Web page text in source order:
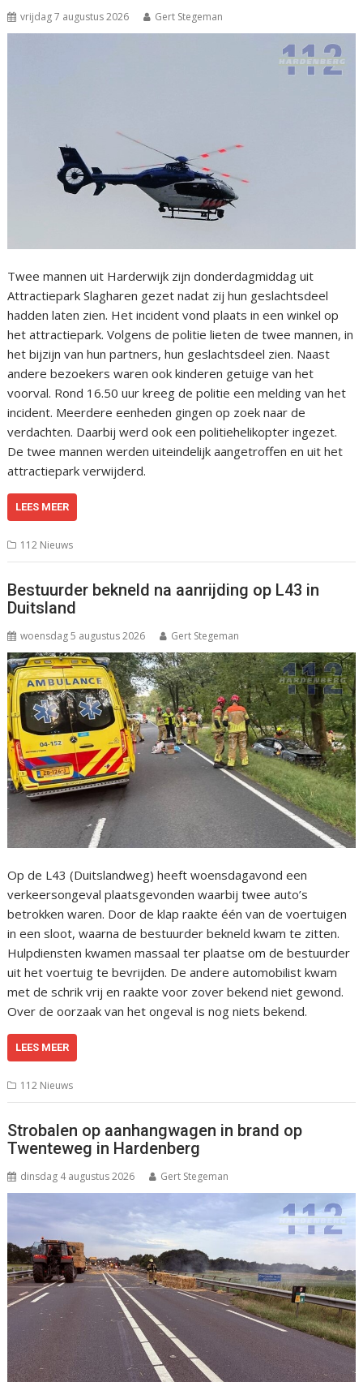
vrijdag 7 augustus 2026 Gert Stegeman
Twee mannen uit Harderwijk zijn donderdagmiddag uit
Attractiepark Slagharen gezet nadat zij hun geslachtsdeel
hadden laten zien. Het incident vond plaats in een winkel op
het attractiepark. Volgens de politie lieten de twee mannen, in
het bijzijn van hun partners, hun geslachtsdeel zien. Naast
andere bezoekers waren ook kinderen getuige van het
voorval. Rond 16.50 uur kreeg de politie een melding van het
incident. Meerdere eenheden gingen op zoek naar de
verdachten. Daarbij werd ook een politiehelikopter ingezet.
De twee mannen werden uiteindelijk aangetroffen en uit het
attractiepark verwijderd.
LEES MEER
112 Nieuws
Bestuurder bekneld na aanrijding op L43 in
Duitsland
woensdag 5 augustus 2026 Gert Stegeman
Op de L43 (Duitslandweg) heeft woensdagavond een
verkeersongeval plaatsgevonden waarbij twee auto’s
betrokken waren. Door de klap raakte één van de voertuigen
in een sloot, waarna de bestuurder bekneld kwam te zitten.
Hulpdiensten kwamen massaal ter plaatse om de bestuurder
uit het voertuig te bevrijden. De andere automobilist kwam
met de schrik vrij en raakte voor zover bekend niet gewond.
Over de oorzaak van het ongeval is nog niets bekend.
LEES MEER
112 Nieuws
Strobalen op aanhangwagen in brand op
Twenteweg in Hardenberg
dinsdag 4 augustus 2026 Gert Stegeman